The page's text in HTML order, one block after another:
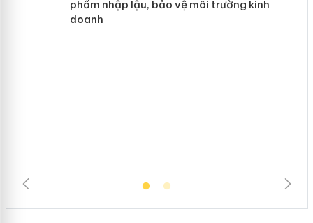
hàng giả mạo nhãn hiệu Adidas, Nike